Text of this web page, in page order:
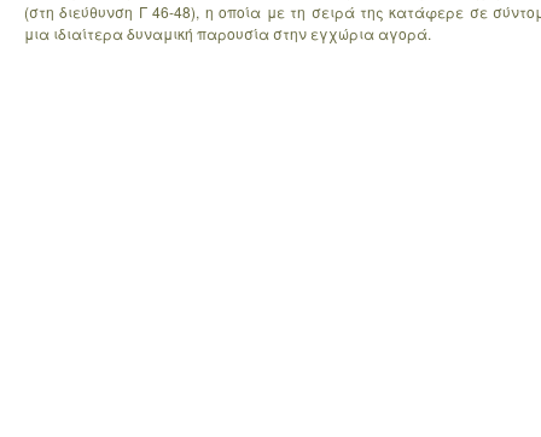
(στη διεύθυνση Γ 46-48), η οποία με τη σειρά της κατάφερε σε
μια ιδιαίτερα δυναμική παρουσία στην εγχώρια αγορά.